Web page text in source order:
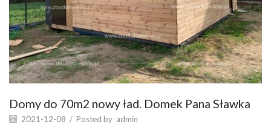
Domy do 70m2 nowy ład. Domek Pana Sławka
2021-12-08 / Posted by admin